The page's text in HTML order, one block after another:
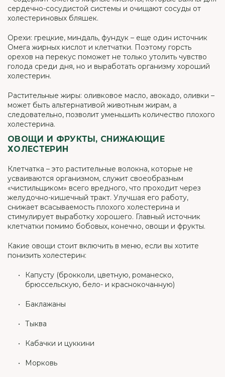
сердечно-сосудистой системы и очищают сосуды от
холестериновых бляшек.
Орехи: грецкие, миндаль, фундук – еще один источник
Омега жирных кислот и клетчатки. Поэтому горсть
орехов на перекус поможет не только утолить чувство
голода среди дня, но и выработать организму хороший
холестерин.
Растительные жиры: оливковое масло, авокадо, оливки –
может быть альтернативой животным жирам, а
следовательно, позволит уменьшить количество плохого
холестерина.
ОВОЩИ И ФРУКТЫ, СНИЖАЮЩИЕ
ХОЛЕСТЕРИН
Клетчатка – это растительные волокна, которые не
усваиваются организмом, служит своеобразным
«чистильщиком» всего вредного, что проходит через
желудочно-кишечный тракт. Улучшая его работу,
снижает всасываемость плохого холестерина и
стимулирует выработку хорошего. Главный источник
клетчатки помимо бобовых, конечно, овощи и фрукты.
Какие овощи стоит включить в меню, если вы хотите
понизить холестерин:
Капусту (брокколи, цветную, романеско,
брюссельскую, бело- и краснокочанную)
Баклажаны
Тыква
Кабачки и цуккини
Морковь